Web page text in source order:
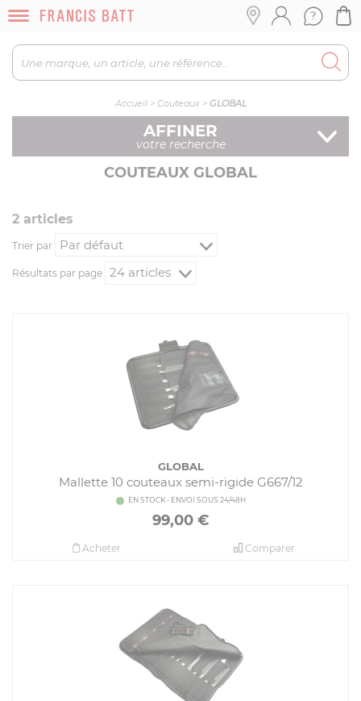
Accueil> Couteaux> GLOBAL
AFFINER
votre recherche
COUTEAUX GLOBAL
2 articles
Trier par
Résultats par page
GLOBAL
Mallette 10 couteaux semi-rigide G667/12
EN STOCK - ENVOI SOUS 24/48H
99,00€
Comparer
Acheter